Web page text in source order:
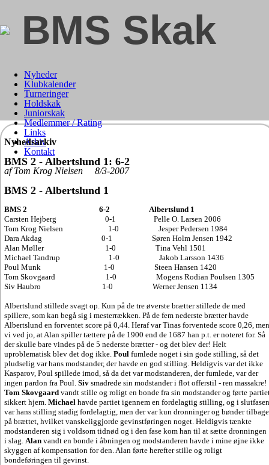
BMS Skak
Nyheder
Klubkalender
Turneringer
Holdskak
Juniorskak
Medlemmer / Rating
Links
Arkiv
Kontakt
Nyhedsarkiv
BMS 2 - Albertslund 1: 6-2
af Tom Krog Nielsen 8/3-2007
BMS 2 - Albertslund 1
BMS 2 6-2
Albertslund 1
Carsten Hejberg
0-1 Pelle O. Larsen 2006
Tom Krog Nielsen
1-0
Jesper Pedersen 1984
Dara Akdag
0-1
Søren Holm Jensen 1942
Alan Møller
1-0
Tina Vehl 1501
Michael Tandrup
1-0 Jakob Larsson 1436
Poul Munk
1-0
Steen Hansen 1420
Tom Skovgaard 1-0 Mogens Rodian Poulsen 1305
Siv Haubro 1-0 Werner Jensen 1134
Albertslund stillede svagt op. Kun på de tre øverste brætter stillede de med
spillere, som kan begå sig i mesterrækken. På de fem nederste brætter havde
Albertslund en forventet score på 0,44. Heraf var Tinas forventede score 0,26, men
vi ved jo, at Alan spiller tættere på de 1900 end de 1687 han p.t. er noteret for. Så
der skulle bare vindes på de 5 nederste brætter - og det blev der! Helt
uproblematisk blev det dog ikke. Poul fumlede noget i sin gode stilling, så det
pludselig var hans modstander, der havde en god stilling. Heldigvis var det ikke
Kasparov, Poul spillede imod, så da det var modstanderen, der fumlede, var der
ingen pardon fra Poul. Siv smadrede sin modstander i flot offerstil - ren massakre!
Tom Skovgaard vandt stille og roligt en bonde fra sin modstander og førte
sikkert hjem. Michael havde partiet igennem en fordelagtig stilling, og i slutfasen
var hans stilling stadig fordelagtig, men der var kun dronninger og bønder tilbage
på brættet, hvilket vanskeliggjorde gevinstføringen noget. Heldigvis tænkte
modstanderen sig i voldsom tidnød og i den fase kom han til at sætte dronningen
i slag. Alan vandt en bonde i åbningen og modstanderen havde i mine øjne ikke
skyggen af kompensation for den. Alan førte herefter stille og roligt
bondeføringen til gevinst.